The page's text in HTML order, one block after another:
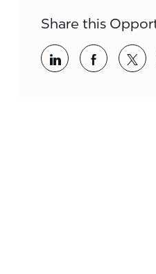
Share this
Share via LinkedIn
Share via